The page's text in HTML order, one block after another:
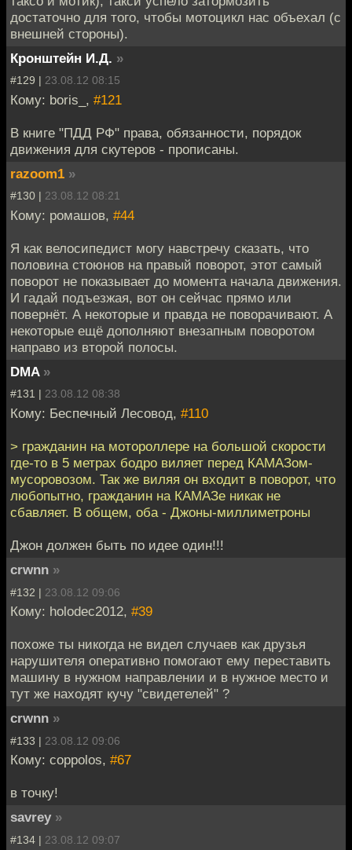
достаточно для того, чтобы мотоцикл нас объехал (с
внешней стороны).
Кронштейн И.Д. »
#129 | 23.08.12 08:15
Кому: boris_, #121
В книге "ПДД РФ" права, обязанности, порядок
движения для скутеров - прописаны.
razoom1 »
#130 | 23.08.12 08:21
Кому: ромашов, #44
Я как велосипедист могу навстречу сказать, что
половина стоюнов на правый поворот, этот самый
поворот не показывает до момента начала движения.
И гадай подъезжая, вот он сейчас прямо или
повернёт. А некоторые и правда не поворачивают. А
некоторые ещё дополняют внезапным поворотом
направо из второй полосы.
DMA »
#131 | 23.08.12 08:38
Кому: Беспечный Лесовод, #110
> гражданин на мотороллере на большой скорости
где-то в 5 метрах бодро виляет перед КАМАЗом-
мусоровозом. Так же виляя он входит в поворот, что
любопытно, гражданин на КАМАЗе никак не
сбавляет. В общем, оба - Джоны-миллиметроны
Джон должен быть по идее один!!!
crwnn »
#132 | 23.08.12 09:06
Кому: holodec2012, #39
похоже ты никогда не видел случаев как друзья
нарушителя оперативно помогают ему переставить
машину в нужном направлении и в нужное место и
тут же находят кучу "свидетелей" ?
crwnn »
#133 | 23.08.12 09:06
Кому: coppolos, #67
в точку!
savrey »
#134 | 23.08.12 09:07